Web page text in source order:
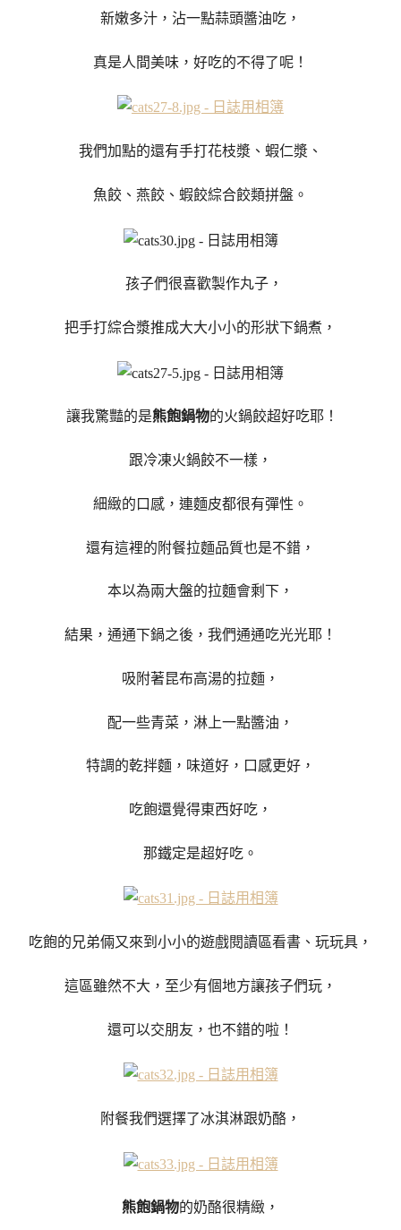
新嫩多汁，沾一點蒜頭醬油吃，
真是人間美味，好吃的不得了呢！
我們加點的還有手打花枝漿、蝦仁漿、
魚餃、燕餃、蝦餃綜合餃類拼盤。
孩子們很喜歡製作丸子，
把手打綜合漿推成大大小小的形狀下鍋煮，
讓我驚豔的是熊飽鍋物的火鍋餃超好吃耶！
跟冷凍火鍋餃不一樣，
細緻的口感，連麵皮都很有彈性。
還有這裡的附餐拉麵品質也是不錯，
本以為兩大盤的拉麵會剩下，
結果，通通下鍋之後，我們通通吃光光耶！
吸附著昆布高湯的拉麵，
配一些青菜，淋上一點醬油，
特調的乾拌麵，味道好，口感更好，
吃飽還覺得東西好吃，
那鐵定是超好吃。
吃飽的兄弟倆又來到小小的遊戲閱讀區看書、玩玩具，
這區雖然不大，至少有個地方讓孩子們玩，
還可以交朋友，也不錯的啦！
附餐我們選擇了冰淇淋跟奶酪，
熊飽鍋物的奶酪很精緻，